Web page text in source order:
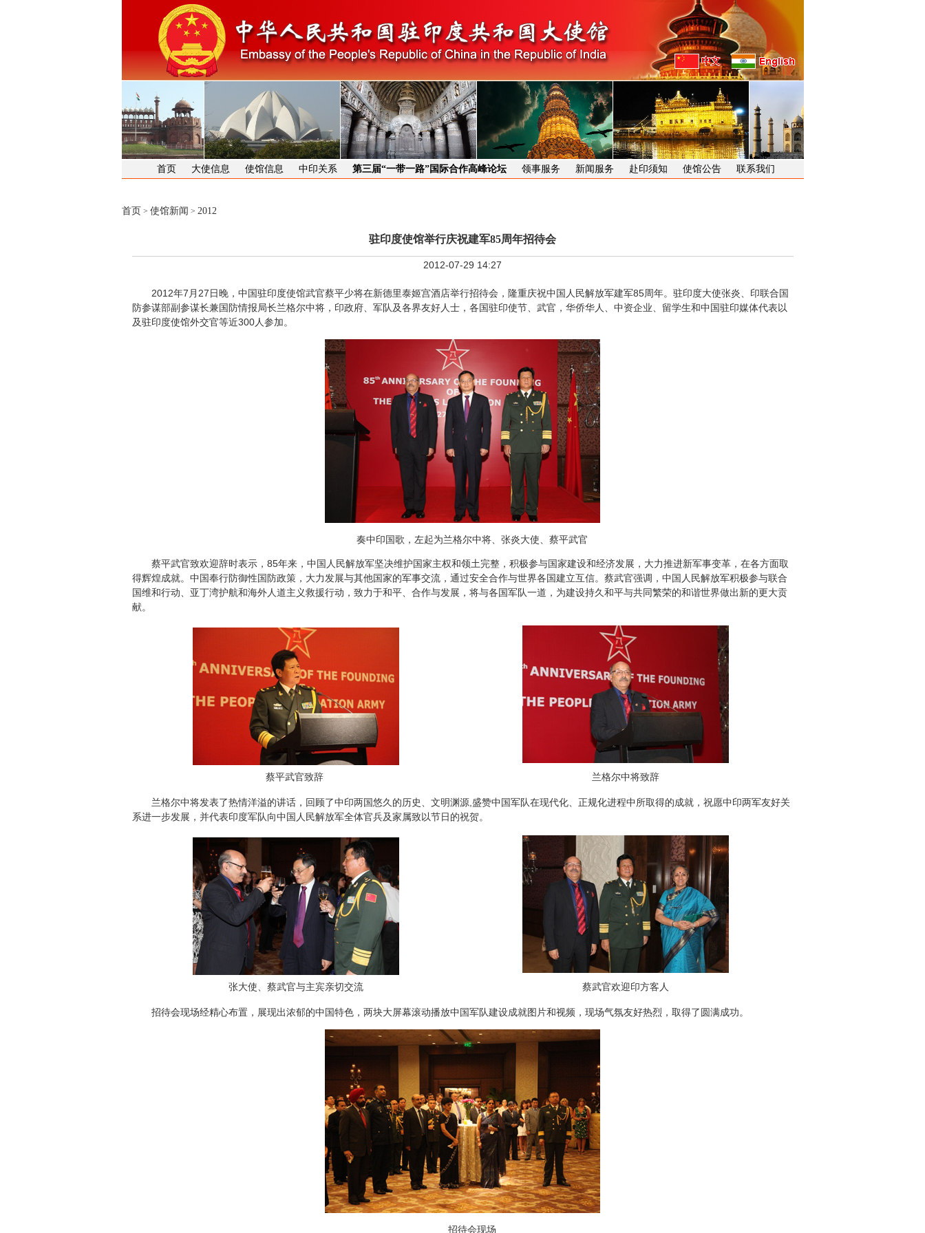
首页 大使信息 使馆信息 中印关系 第三届“一带一路”国际合作高峰论坛 领事服务 新闻服务 赴印须知 使馆公告 联系我们
首页 > 使馆新闻 > 2012
驻印度使馆举行庆祝建军85周年招待会
2012-07-29 14:27
2012年7月27日晚，中国驻印度使馆武官蔡平少将在新德里泰姬宫酒店举行招待会，隆重庆祝中国人民解放军建军85周年。驻印度大使张炎、印联合国
防参谋部副参谋长兼国防情报局长兰格尔中将，印政府、军队及各界友好人士，各国驻印使节、武官，华侨华人、中资企业、留学生和中国驻印媒体代表以
及驻印度使馆外交官等近300人参加。
奏中印国歌，左起为兰格尔中将、张炎大使、蔡平武官
蔡平武官致欢迎辞时表示，85年来，中国人民解放军坚决维护国家主权和领土完整，积极参与国家建设和经济发展，大力推进新军事变革，在各方面取
得辉煌成就。中国奉行防御性国防政策，大力发展与其他国家的军事交流，通过安全合作与世界各国建立互信。蔡武官强调，中国人民解放军积极参与联合
国维和行动、亚丁湾护航和海外人道主义救援行动，致力于和平、合作与发展，将与各国军队一道，为建设持久和平与共同繁荣的和谐世界做出新的更大贡
献。
蔡平武官致辞 兰格尔中将致辞
兰格尔中将发表了热情洋溢的讲话，回顾了中印两国悠久的历史、文明渊源,盛赞中国军队在现代化、正规化进程中所取得的成就，祝愿中印两军友好关
系进一步发展，并代表印度军队向中国人民解放军全体官兵及家属致以节日的祝贺。
张大使、蔡武官与主宾亲切交流 蔡武官欢迎印方客人
招待会现场经精心布置，展现出浓郁的中国特色，两块大屏幕滚动播放中国军队建设成就图片和视频，现场气氛友好热烈，取得了圆满成功。
招待会现场